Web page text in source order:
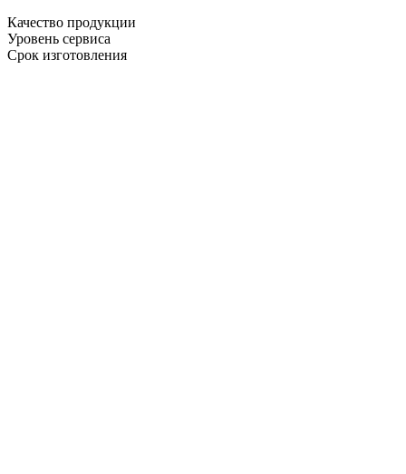
Качество продукции
Уровень сервиса
Срок изготовления